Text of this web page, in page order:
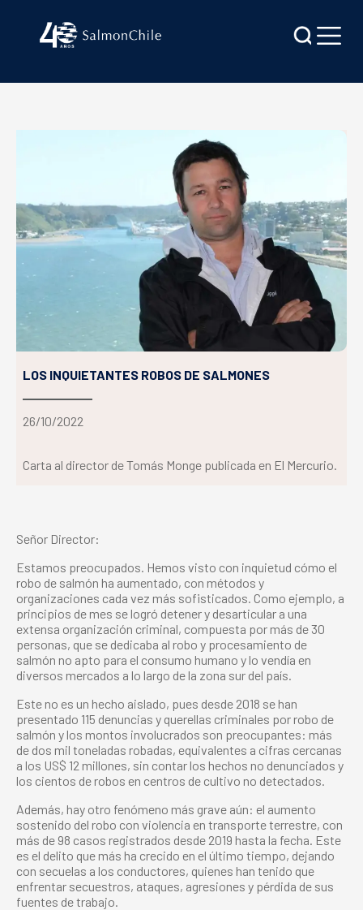
LOS INQUIETANTES ROBOS DE SALMONES
26/10/2022
Carta al director de Tomás Monge publicada en El Mercurio.
Señor Director:
Estamos preocupados. Hemos visto con inquietud cómo el
robo de salmón ha aumentado, con métodos y
organizaciones cada vez más sofisticados. Como ejemplo, a
principios de mes se logró detener y desarticular a una
extensa organización criminal, compuesta por más de 30
personas, que se dedicaba al robo y procesamiento de
salmón no apto para el consumo humano y lo vendía en
diversos mercados a lo largo de la zona sur del país.
Este no es un hecho aislado, pues desde 2018 se han
presentado 115 denuncias y querellas criminales por robo de
salmón y los montos involucrados son preocupantes: más
de dos mil toneladas robadas, equivalentes a cifras cercanas
a los US$ 12 millones, sin contar los hechos no denunciados y
los cientos de robos en centros de cultivo no detectados.
Además, hay otro fenómeno más grave aún: el aumento
sostenido del robo con violencia en transporte terrestre, con
más de 98 casos registrados desde 2019 hasta la fecha. Este
es el delito que más ha crecido en el último tiempo, dejando
con secuelas a los conductores, quienes han tenido que
enfrentar secuestros, ataques, agresiones y pérdida de sus
fuentes de trabajo.